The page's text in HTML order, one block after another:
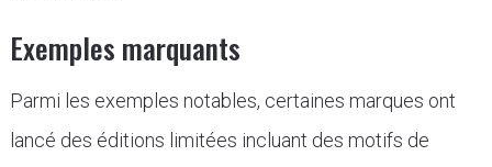
Exemples marquants
Parmi les exemples notables, certaines marques ont
lancé des éditions limitées incluant des motifs de